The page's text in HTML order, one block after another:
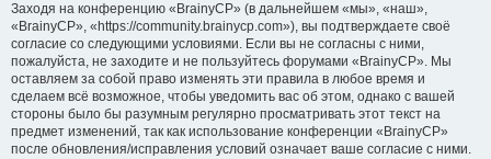
Заходя на конференцию «BrainyCP» (в дальнейшем «мы», «наш»,
«BrainyCP», «https://community.brainycp.com»), вы подтверждаете своё
согласие со следующими условиями. Если вы не согласны с ними,
пожалуйста, не заходите и не пользуйтесь форумами «BrainyCP». Мы
оставляем за собой право изменять эти правила в любое время и
сделаем всё возможное, чтобы уведомить вас об этом, однако с вашей
стороны было бы разумным регулярно просматривать этот текст на
предмет изменений, так как использование конференции «BrainyCP»
после обновления/исправления условий означает ваше согласие с ними.